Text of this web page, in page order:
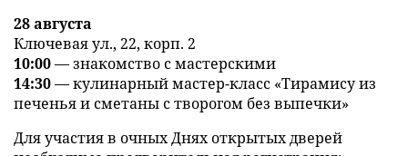
28 августа
Ключевая ул., 22, корп. 2
10:00— знакомство с мастерскими
14:30— кулинарный мастер-класс «Тирамису из
печенья и сметаны с творогом без выпечки»
Для участия в очных Днях открытых дверей